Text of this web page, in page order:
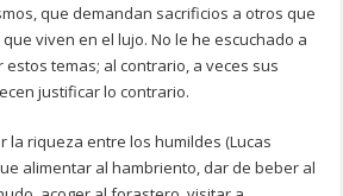
que demandan sacrificios a otros que
viven en el lujo. No le he escuchado a
temas; al contrario, a veces sus
justificar lo contrario.
la riqueza entre los humildes (Lucas
alimentar al hambriento, dar de beber al